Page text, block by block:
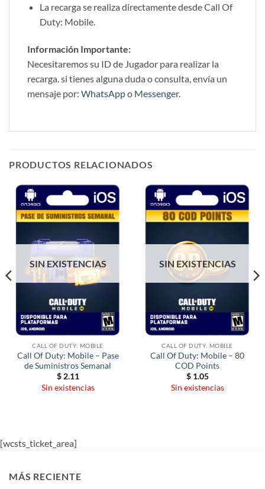
La recarga se realiza directamente desde Call Of
Duty: Mobile.
Información Importante:
Necesitaremos su ID de Jugador para realizar la
recarga. si tienes alguna duda o consulta, envía un
mensaje por: WhatsAppo Messenger.
PRODUCTOS RELACIONADOS
SIN EXISTENCIAS
CALL OF DUTY: MOBILE
Call Of Duty: Mobile – Pase
de Suministros Semanal
$2.11
Sin existencias
SIN EXISTENCIAS
CALL OF DUTY: MOBILE
Call Of Duty: Mobile – 80
COD Points
$1.05
Sin existencias
[wcsts_ticket_area]
MÁS RECIENTE